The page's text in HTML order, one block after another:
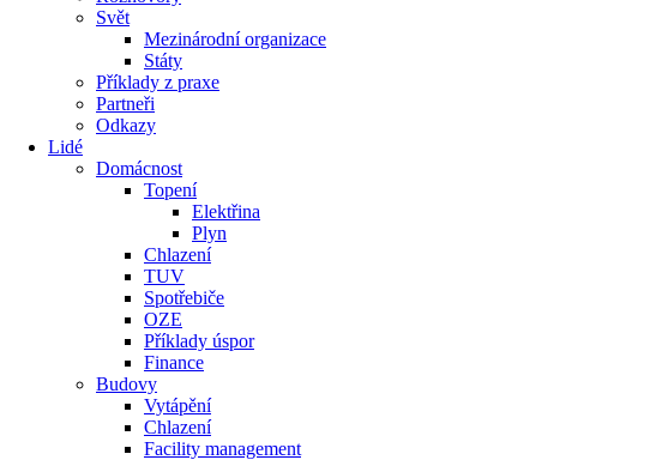
Svět
Mezinárodní organizace
Státy
Příklady z praxe
Partneři
Odkazy
Lidé
Domácnost
Topení
Elektřina
Plyn
Chlazení
TUV
Spotřebiče
OZE
Příklady úspor
Finance
Budovy
Vytápění
Chlazení
Facility management